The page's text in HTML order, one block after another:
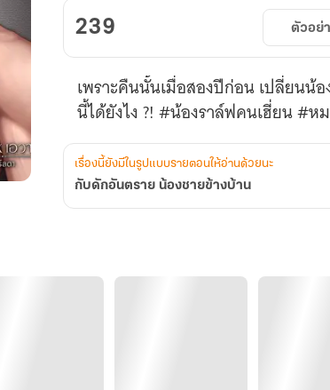
ข้าง
บ้าน
239 ตัวอย่
เพราะคืนนั้นเมื่อสองปีก่อน เปลี่ยนน้
นี้ได้ยังไง ?! #น้องราล์ฟคนเฮี่ยน #หม
เรื่องนี้ยังมีในรูปแบบรายตอนให้อ่านด้วยนะ
กับดักอันตราย น้องชายข้างบ้าน